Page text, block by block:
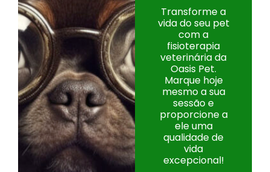
Transforme a
vida do seu pet
com a
fisioterapia
veterinária da
Oasis Pet.
Marque hoje
mesmo a sua
sessão e
proporcione a
ele uma
qualidade de
vida
excepcional!